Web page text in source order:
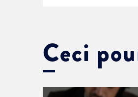
Ceci